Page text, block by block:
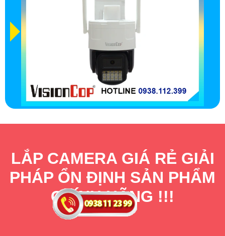
LẮP CAMERA GIÁ RẺ GIẢI
PHÁP ỔN ĐỊNH SẢN PHẨM
CHÍNH HÃNG !!!